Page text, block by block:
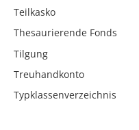
Teilkasko
Thesaurierende Fonds
Tilgung
Treuhandkonto
Typklassenverzeichnis